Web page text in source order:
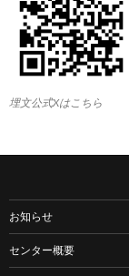
埋文公式Xはこちら
お知らせ
センター概要